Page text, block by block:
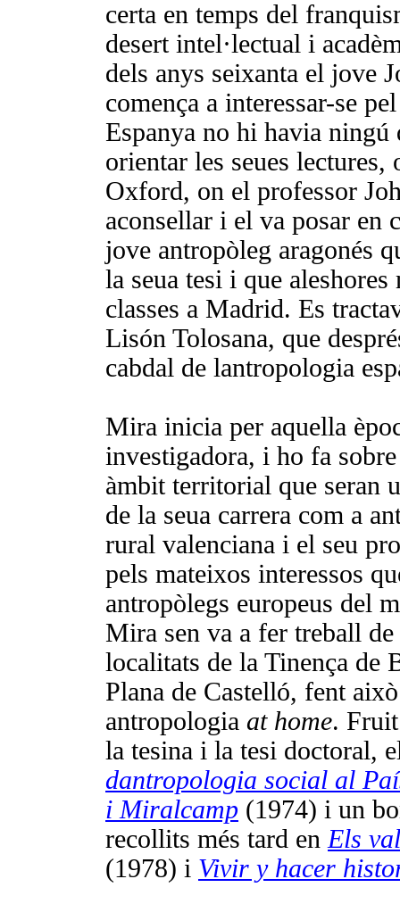
certa en temps del
desert intel·lectual i
dels anys seixanta el jove
comença a interessar-se
Espanya no hi havia ningú
orientar les seues lectures,
Oxford, on el professor
aconsellar i el va posar en
jove antropòleg aragonés
la seua tesi i que
classes a Madrid. Es
Lisón Tolosana, que
cabdal de lantropologia
Mira inicia per aquella
investigadora, i ho fa
àmbit territorial que seran
de la seua carrera com a
rural valenciana i el seu
pels mateixos interessos
antropòlegs europeus del
Mira sen va a fer treball
localitats de la Tinença de
Plana de Castelló, fent
antropologia at home. Fruit
la tesina i la tesi doctoral,
dantropologia social al
i Miralcamp (1974) i un
recollits més tard en Els
(1978) i Vivir y hacer